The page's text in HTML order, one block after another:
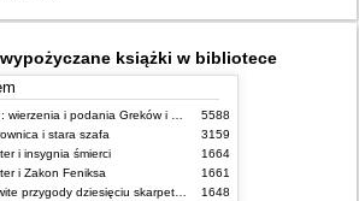
książki w bibliotece
Mitologia : wierzenia i podania Greków i Rzymian
5588
i stara szafa
3159
i insygnia śmierci
1664
i Zakon Feniksa
1661
Niesamowite przygody dziesięciu skarpetek (czterech prawych i sześciu lewych)
1648